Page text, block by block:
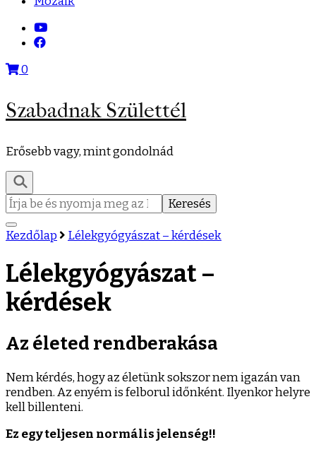
0
Szabadnak Születtél
Erősebb vagy, mint gondolnád
Keresés:
Kezdőlap Lélekgyógyászat – kérdések
Lélekgyógyászat –
kérdések
Az életed rendberakása
Nem kérdés, hogy az életünk sokszor nem igazán van
rendben. Az enyém is felborul időnként. Ilyenkor helyre
kell billenteni.
Ez egy teljesen normális jelenség!!